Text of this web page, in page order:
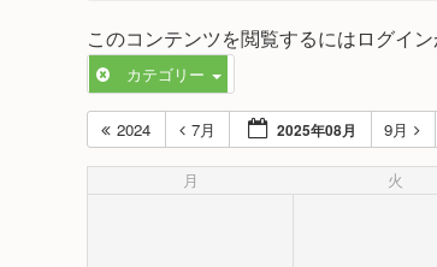
このコンテンツを閲覧するにはログイ
カテゴリー
2024 7月 2025年08月 9月
月 火